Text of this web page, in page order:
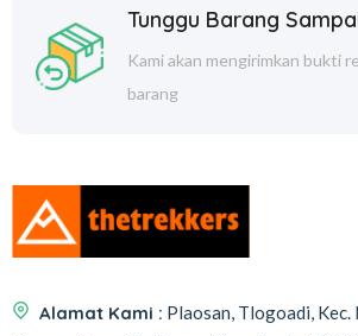
Tunggu Barang
Kami akan mengirimkan bukti
barang
Alamat Kami : Plaosan, Tlogoadi,